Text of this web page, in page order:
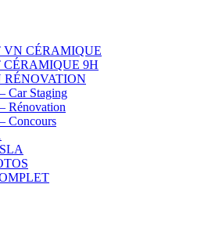
CÉRAMIQUE
9H
RÉNOVATION
Car Staging
Rénovation
Concours